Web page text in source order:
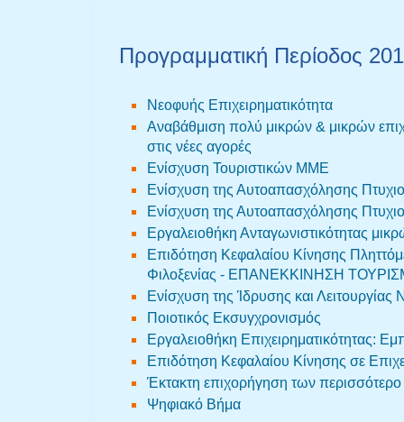
Προγραμματική Περίοδος
Νεοφυής Επιχειρηματικότητα
Αναβάθμιση πολύ μικρών & μικρών
στις νέες αγορές
Ενίσχυση Τουριστικών ΜΜΕ
Ενίσχυση της Αυτοαπασχόλησης
Ενίσχυση της Αυτοαπασχόλησης
Εργαλειοθήκη Ανταγωνιστικότητας
Επιδότηση Κεφαλαίου Κίνησης
Φιλοξενίας - ΕΠΑΝΕΚΚΙΝΗΣΗ
Ενίσχυση της Ίδρυσης και
Ποιοτικός Εκσυγχρονισμός
Εργαλειοθήκη Επιχειρηματικότητας:
Επιδότηση Κεφαλαίου Κίνησης σε
Έκτακτη επιχορήγηση των
Ψηφιακό Βήμα